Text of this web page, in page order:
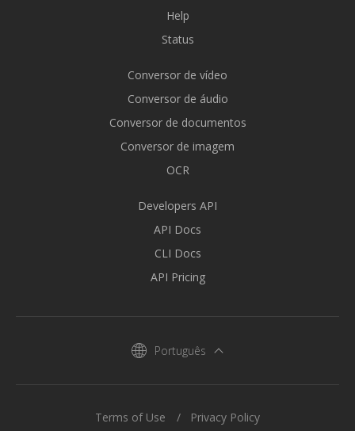
Help
Status
Conversor de vídeo
Conversor de áudio
Conversor de documentos
Conversor de imagem
OCR
Developers API
API Docs
CLI Docs
API Pricing
Português
Terms of Use Privacy Policy